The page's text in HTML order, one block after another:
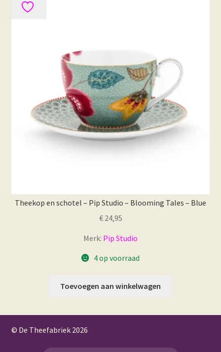
Theekop en schotel – Pip Studio – Blooming Tales – Blue
€24,95
Merk: Pip Studio
4 op voorraad
Toevoegen aan winkelwagen
© De Theefabriek 2026